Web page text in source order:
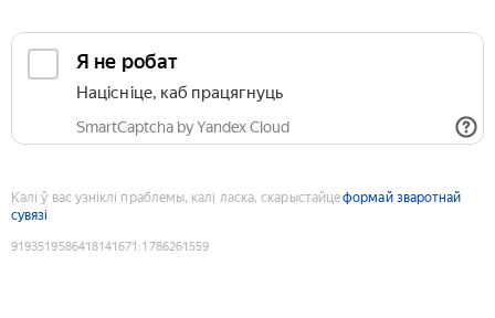
Я не робат
Націсніце, каб працягнуць
SmartCaptcha by Yandex Cloud
Калі ў вас узніклі праблемы, калі ласка, скарыстайцеформай зваротнай
сувязі
9193519586418141671 :1786261559